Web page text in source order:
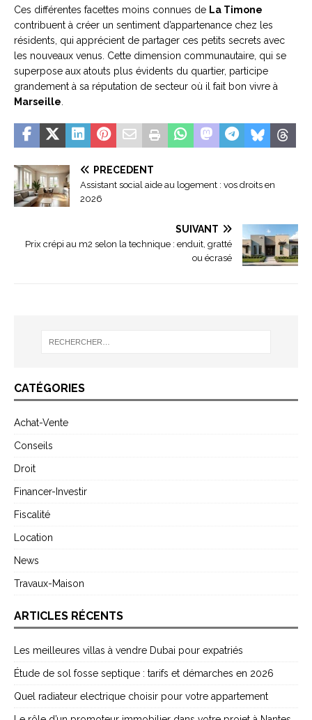
Ces différentes facettes moins connues de La Timone
contribuent à créer un sentiment d’appartenance chez les
résidents, qui apprécient de partager ces petits secrets avec
les nouveaux venus. Cette dimension communautaire, qui se
superpose aux atouts plus évidents du quartier, participe
grandement à sa réputation de secteur où il fait bon vivre à
Marseille.
PRÉCÉDENT
Assistant social aide au logement : vos droits en
2026
SUIVANT
Prix crépi au m2 selon la technique : enduit, gratté
ou écrasé
CATÉGORIES
Achat-Vente
Conseils
Droit
Financer-Investir
Fiscalité
Location
News
Travaux-Maison
ARTICLES RÉCENTS
Les meilleures villas à vendre Dubai pour expatriés
Étude de sol fosse septique : tarifs et démarches en 2026
Quel radiateur electrique choisir pour votre appartement